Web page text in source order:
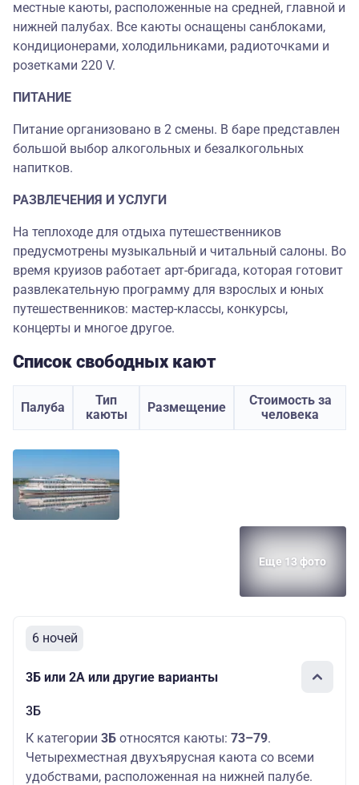
местные каюты, расположенные на средней, главной и
нижней палубах. Все каюты оснащены санблоками,
кондиционерами, холодильниками, радиоточками и
розетками 220 V.
ПИТАНИЕ
Питание организовано в 2 смены. В баре представлен
большой выбор алкогольных и безалкогольных
напитков.
РАЗВЛЕЧЕНИЯ И УСЛУГИ
На теплоходе для отдыха путешественников
предусмотрены музыкальный и читальный салоны. Во
время круизов работает арт-бригада, которая готовит
развлекательную программу для взрослых и юных
путешественников: мастер-классы, конкурсы,
концерты и многое другое.
Список свободных кают
Палуба
Тип
каюты
Размещение
Стоимость за
человека
Еще 13 фото
6 ночей
3Б или 2А или другие варианты
3Б
К категории 3Б относятся каюты: 73–79.
Четырехместная двухъярусная каюта со всеми
удобствами, расположенная на нижней палубе.